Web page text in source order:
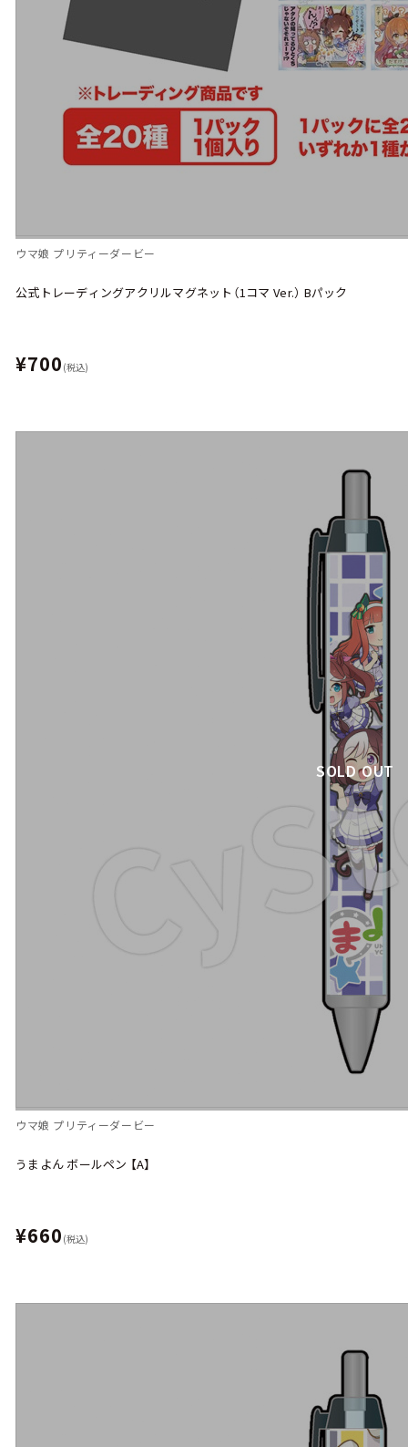
ウマ娘 プリティーダービー
公式トレーディングアクリルマグネット（1コマ Ver.） Bパック
¥700 (税込)
SOLD OUT
ウマ娘 プリティーダービー
うまよん ボールペン 【A】
¥660 (税込)